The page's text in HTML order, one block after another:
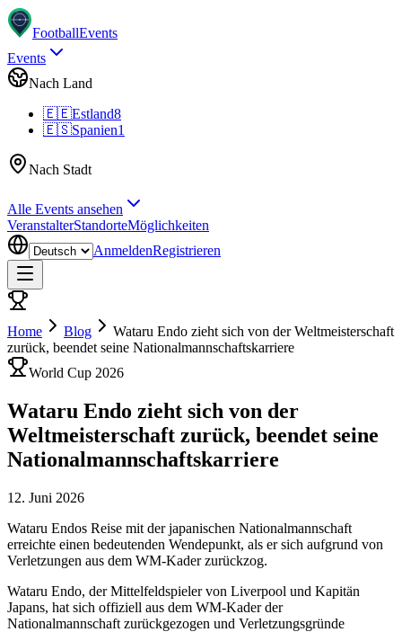
FootballEvents
Events
Nach Land
🇪🇪Estland8
🇪🇸Spanien1
Nach Stadt
Alle Events ansehen
VeranstalterStandorteMöglichkeiten
AnmeldenRegistrieren
Home Blog
Wataru Endo zieht sich von der Weltmeisterschaft
zurück, beendet seine Nationalmannschaftskarriere
World Cup 2026
Wataru Endo zieht sich von der
Weltmeisterschaft zurück, beendet seine
Nationalmannschaftskarriere
12. Juni 2026
Wataru Endos Reise mit der japanischen Nationalmannschaft
erreichte einen bedeutenden Wendepunkt, als er sich aufgrund von
Verletzungen aus dem WM-Kader zurückzog.
Wataru Endo, der Mittelfeldspieler von Liverpool und Kapitän
Japans, hat sich offiziell aus dem WM-Kader der
Nationalmannschaft zurückgezogen und Verletzungsgründe